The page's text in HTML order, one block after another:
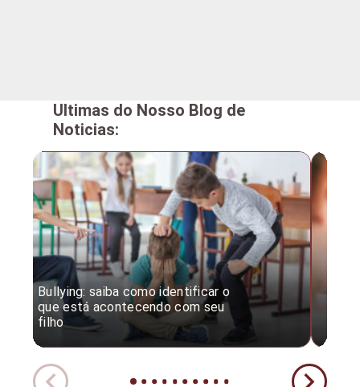
Ultimas do Nosso Blog de
Noticias:
Bullying: saiba como identificar o
que está acontecendo com seu
filho